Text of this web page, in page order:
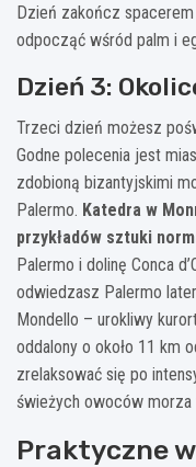
Dzień zakończ
odpocząć wśród palm i
Dzień 3:
Trzeci dzień możesz
Godne polecenia jest
zdobioną bizantyjskimi
Palermo. Katedra w
przykładów sztuki
Palermo i dolinę Conca
odwiedzasz Palermo
Mondello – urokliwy
oddalony o około 11 km
zrelaksować się po
świeżych owoców
Praktyczne